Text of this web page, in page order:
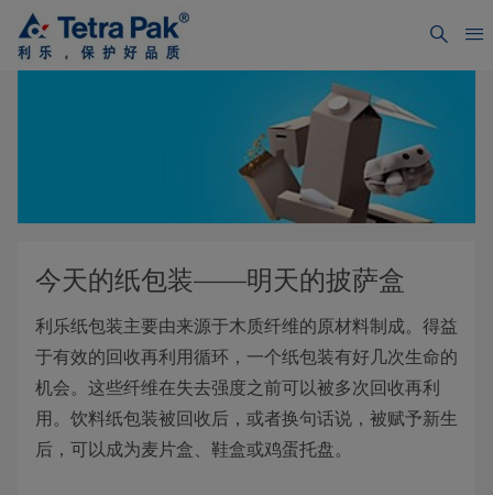
今天的纸包装——明天的披萨盒
利乐纸包装主要由来源于木质纤维的原材料制成。得益
于有效的回收再利用循环，一个纸包装有好几次生命的
机会。这些纤维在失去强度之前可以被多次回收再利
用。饮料纸包装被回收后，或者换句话说，被赋予新生
后，可以成为麦片盒、鞋盒或鸡蛋托盘。